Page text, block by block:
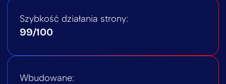
Szybkość działania strony:
99/100
Wbudowane: